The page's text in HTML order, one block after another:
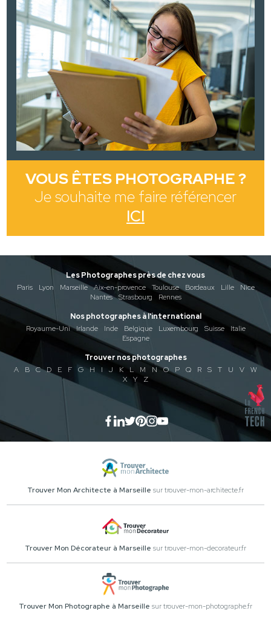
VOUS ÊTES PHOTOGRAPHE ?
Je souhaite me faire référencer
ICI
Les Photographes près de chez vous
Paris
Lyon Marseille Aix-en-provence Toulouse Bordeaux Lille
Nice
Nantes
Strasbourg
Rennes
Nos photographes à l'international
Royaume-Uni
Irlande Inde Belgique Luxembourg Suisse
Italie
Espagne
Trouver nos photographes
A
B C D E F G H I J K L M N O P Q R S T U V
W
X
Y Z
Trouver Mon Architecte à Marseille sur trouver-mon-architecte.fr
Trouver Mon Décorateur à Marseille sur trouver-mon-decorateur.fr
Trouver Mon Photographe à Marseille sur trouver-mon-photographe.fr